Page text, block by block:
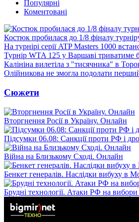
Популярні
Коментовані
Костюк пробилася до 1/8 фіналу
На турнірі серії ATP Masters 1000
Турнір WTA 125 у Варшаві триватиме
Калініна вилетіла з "тисячника" в
Олійникова не змогла подолати
Сюжети
Вторгнення Росії в Україну. Онлайн
Підсумки 06.08: Санкції проти РФ і
Війна на Близькому Сході. Онлайн
Бенкет генералів. Наслідки вибуху в
Брудні технології. Атаки РФ на